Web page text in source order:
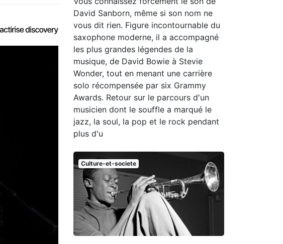
David Sanborn, même si son nom ne
vous dit rien. Figure incontournable du
saxophone moderne, il a accompagné
les plus grandes légendes de la
musique, de David Bowie à Stevie
Wonder, tout en menant une carrière
solo récompensée par six Grammy
Awards. Retour sur le parcours d'un
musicien dont le souffle a marqué le
jazz, la soul, la pop et le rock pendant
plus d'u
Culture-et-societe